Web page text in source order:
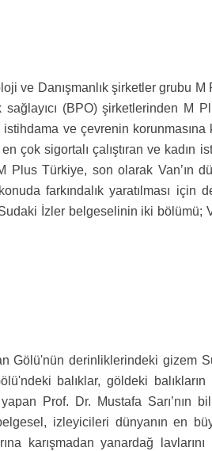
ve Danışmanlık şirketler grubu
(BPO) şirketlerinden M
istihdama ve çevrenin
çok sigortalı çalıştıran ve kadın
Plus Türkiye, son olarak Van’ın
farkındalık yaratılması için
İzler belgeselinin iki bölümü;
Gölü'nün derinliklerindeki gizem
balıklar, göldeki
Prof. Dr. Mustafa Sarı’nın
izleyicileri dünyanın en
karışmadan yanardağ lavlarını